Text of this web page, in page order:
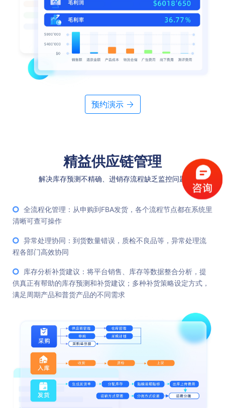
预约演示
精益供应链管理
解决库存预测不精确、进销存流程缺乏监控问题
全流程化管理：从申购到FBA发货，各个流程节点都在系统里
清晰可查可操作
异常处理协同：到货数量错误，质检不良品等，异常处理流
程各部门高效协同
库存分析补货建议：将平台销售、库存等数据整合分析，提
供真正有帮助的库存预测和补货建议；多种补货策略设定方式，
满足周期产品和普货产品的不同需求